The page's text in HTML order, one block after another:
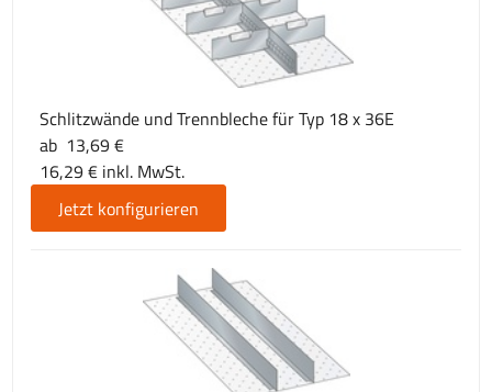
Schlitzwände und Trennbleche für Typ 18 x 36E
ab 13,69 €
16,29 € inkl. MwSt.
Jetzt konfigurieren